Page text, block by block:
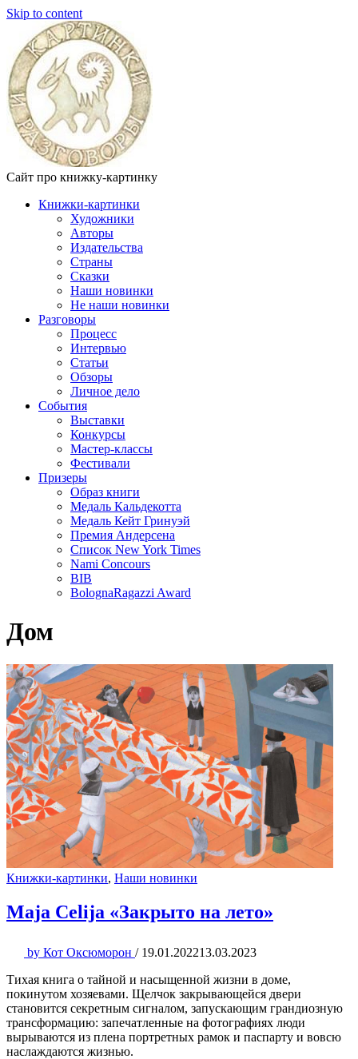
Skip to content
Сайт про книжку-картинку
Книжки-картинки
Художники
Авторы
Издательства
Страны
Сказки
Наши новинки
Не наши новинки
Разговоры
Процесс
Интервью
Статьи
Обзоры
Личное дело
События
Выставки
Конкурсы
Мастер-классы
Фестивали
Призеры
Образ книги
Медаль Кальдекотта
Медаль Кейт Гринуэй
Премия Андерсена
Список New York Times
Nami Concours
BIB
BolognaRagazzi Award
Дом
Книжки-картинки, Наши новинки
Maja Celija «Закрыто на лето»
by Кот Оксюморон / 19.01.202213.03.2023
Тихая книга о тайной и насыщенной жизни в доме,
покинутом хозяевами. Щелчок закрывающейся двери
становится секретным сигналом, запускающим грандиозную
трансформацию: запечатленные на фотографиях люди
вырываются из плена портретных рамок и паспарту и вовсю
наслаждаются жизнью.